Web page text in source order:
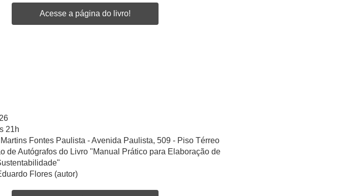
Acesse a página do livro!
21h
Fontes Paulista - Avenida Paulista, 509 - Piso Térreo
de Autógrafos do Livro "Manual Prático para Elaboração de
Flores (autor)